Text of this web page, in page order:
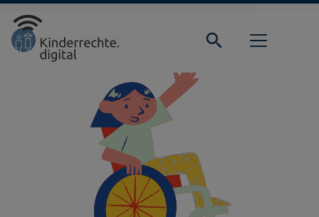
Direkt zur Hauptnavigation springen
Direkt zum Inhalt springen
Startseite
Fokus Kinder mit Behinderungen